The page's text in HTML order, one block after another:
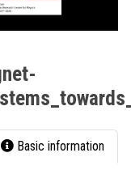
Basic information